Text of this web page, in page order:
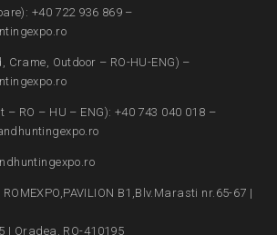
+40 722 936 869 –
Crame, Outdoor – RO-HU-ENG) –
– RO – HU – ENG): +40 743 040 018 –
B1,Blv.Marasti nr.65-67 |
Oradea, RO-410195